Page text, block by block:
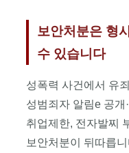
양형
전략,
합의하의
성관계
피해자
진술
신빙성
디지털
보안처분은 형
수 있습니다
성폭력 사건에서 유
성범죄자 알림e 공개
취업제한, 전자발찌
보안처분이 뒤따릅